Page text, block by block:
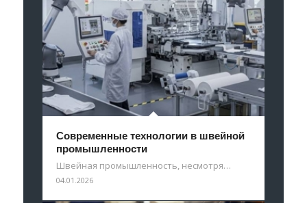
Современные технологии в швейной
промышленности
Швейная промышленность, несмотря…
04.01.2026